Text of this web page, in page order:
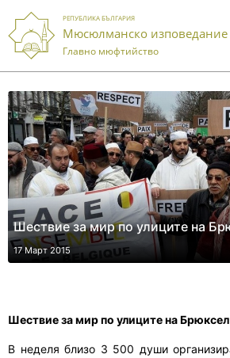
РЕПУБЛИКА БЪЛГАРИЯ
Мюсюлманско изповедание
Главно мюфтийство
Шествие за мир по улиците на
17 Март 2015
Шествие за мир по улиците на Брюксел
В неделя близо 3 500 души